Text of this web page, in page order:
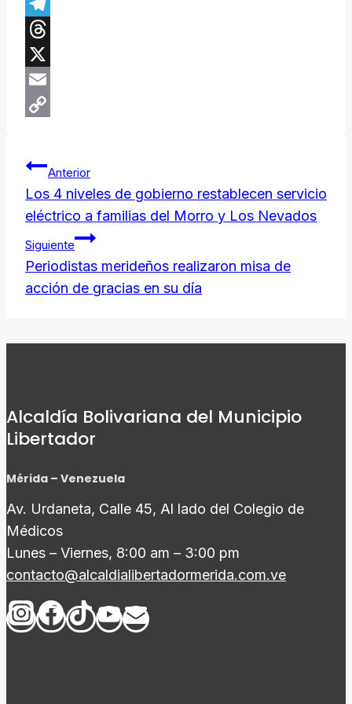
Facebook
Telegram
Threads
X
Email
Navegación
de
entradas
Anterior
Los 4 niveles de gobierno restablecen servicio
eléctrico a familias del Morro y Los Nevados
Siguiente
Periodistas merideños realizaron misa de
acción de gracias en su día
Alcaldía Bolivariana del Municipio
Libertador
Mérida – Venezuela
Av. Urdaneta, Calle 45, Al lado del Colegio de
Médicos
Lunes – Viernes, 8:00 am – 3:00 pm
contacto@alcaldialibertadormerida.com.ve